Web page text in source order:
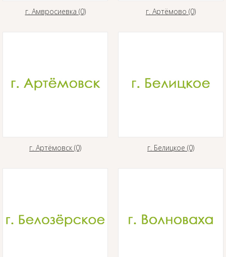
г. Амвросиевка (0) г. Артёмово (0)
г. Артёмовск (0) г. Белицкое (0)